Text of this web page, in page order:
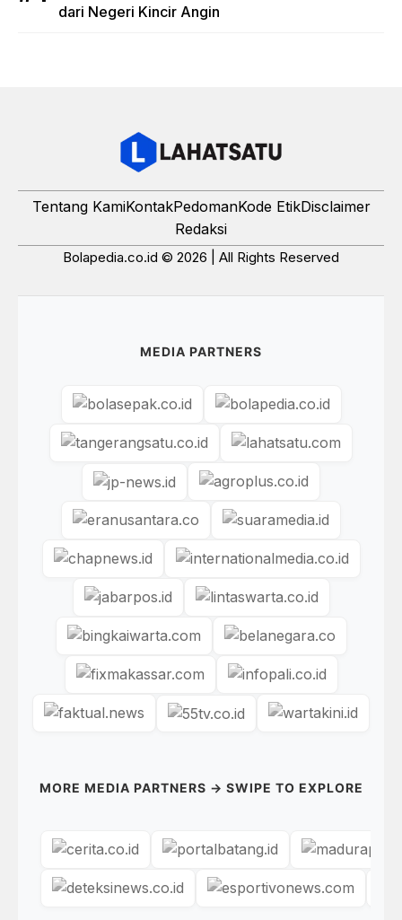
dari Negeri Kincir Angin
Tentang KamiKontakPedomanKode EtikDisclaimer
Redaksi
Bolapedia.co.id © 2026 | All Rights Reserved
MEDIA PARTNERS
MORE MEDIA PARTNERS → SWIPE TO EXPLORE